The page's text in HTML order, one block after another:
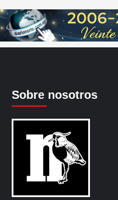
Sobre nosotros